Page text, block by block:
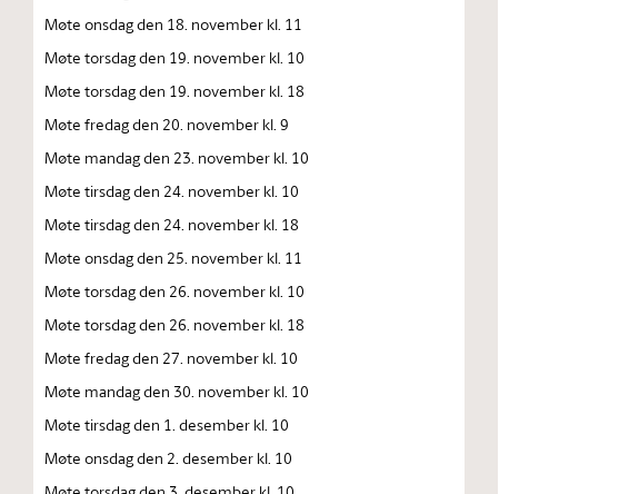
Møte onsdag den 18. november kl. 11
Møte torsdag den 19. november kl. 10
Møte torsdag den 19. november kl. 18
Møte fredag den 20. november kl. 9
Møte mandag den 23. november kl. 10
Møte tirsdag den 24. november kl. 10
Møte tirsdag den 24. november kl. 18
Møte onsdag den 25. november kl. 11
Møte torsdag den 26. november kl. 10
Møte torsdag den 26. november kl. 18
Møte fredag den 27. november kl. 10
Møte mandag den 30. november kl. 10
Møte tirsdag den 1. desember kl. 10
Møte onsdag den 2. desember kl. 10